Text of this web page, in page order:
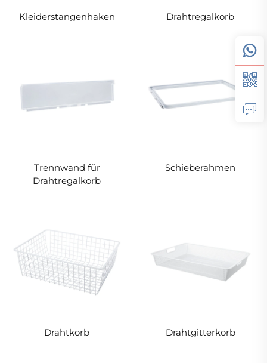
Kleiderstangenhaken Drahtregalkorb
Trennwand für
Drahtregalkorb
Schieberahmen
Drahtkorb Drahtgitterkorb